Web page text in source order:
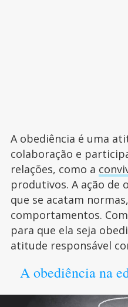
A obediência é uma
colaboração e
relações, como a
produtivos. A ação de
que se acatam
comportamentos.
para que ela seja
atitude responsável
A obediência na